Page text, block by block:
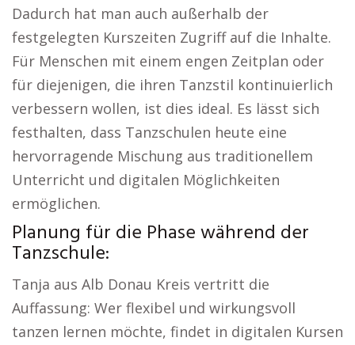
Dadurch hat man auch außerhalb der
festgelegten Kurszeiten Zugriff auf die Inhalte.
Für Menschen mit einem engen Zeitplan oder
für diejenigen, die ihren Tanzstil kontinuierlich
verbessern wollen, ist dies ideal. Es lässt sich
festhalten, dass Tanzschulen heute eine
hervorragende Mischung aus traditionellem
Unterricht und digitalen Möglichkeiten
ermöglichen.
Planung für die Phase während der
Tanzschule:
Tanja aus Alb Donau Kreis vertritt die
Auffassung: Wer flexibel und wirkungsvoll
tanzen lernen möchte, findet in digitalen Kursen